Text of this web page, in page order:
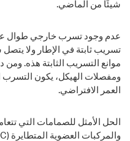
شيئًا من الماضي.
عدم وجود تسرب خارجي طوال
تسريب ثابتة في الإطار ولا يتصل
موانع التسريب الثابتة هذه.
ومفصلات الهيكل، يكون
العمر الافتراضي.
الحل الأمثل للصمامات التي